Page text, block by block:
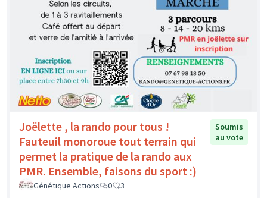
Joëlette , la rando pour tous !
Fauteuil monoroue tout terrain qui
permet la pratique de la rando aux
PMR. Ensemble, faisons du sport :)
Soumis
au vote
Génétique Actions 0 3